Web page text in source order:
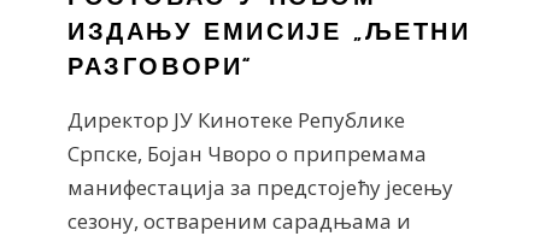
ИЗДАЊУ ЕМИСИЈЕ „ЉЕТНИ
РАЗГОВОРИ“
Директор ЈУ Кинотеке Републике
Српске, Бојан Чворо о припремама
манифестација за предстојећу јесењу
сезону, оствареним сарадњама и